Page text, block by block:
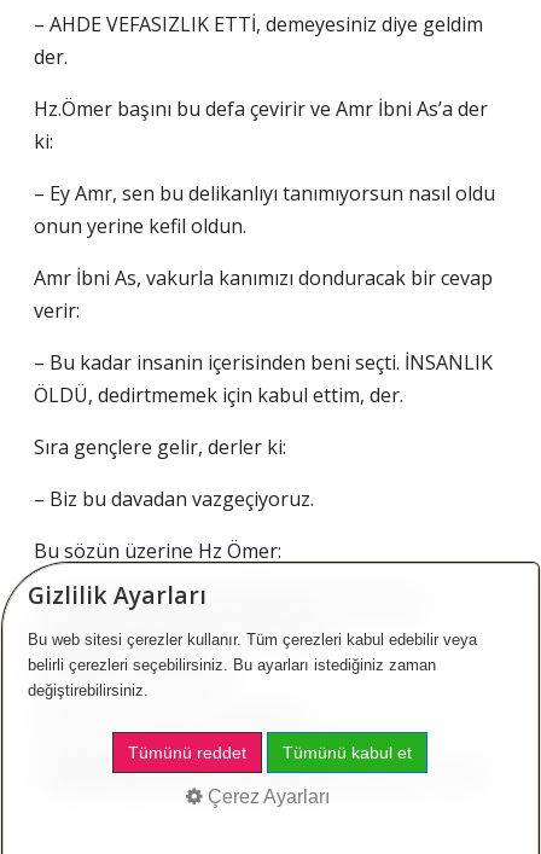
– AHDE VEFASIZLIK ETTİ, demeyesiniz diye geldim
der.
Hz.Ömer başını bu defa çevirir ve Amr İbni As’a der
ki:
– Ey Amr, sen bu delikanlıyı tanımıyorsun nasıl oldu
onun yerine kefil oldun.
Amr İbni As, vakurla kanımızı donduracak bir cevap
verir:
– Bu kadar insanin içerisinden beni seçti. İNSANLIK
ÖLDÜ, dedirtmemek için kabul ettim, der.
Sıra gençlere gelir, derler ki:
– Biz bu davadan vazgeçiyoruz.
Bu sözün üzerine Hz Ömer:
– Ne oldu, biraz evvel babamızın kanı yerde
kalmasın diyordunuz, ne oldu da
vazgeçiyorsunuz?,der.
MERHAMETLİ İNSAN KALMADI, demeyesiniz diye.
Gizlilik Ayarları
Bu web sitesi çerezler kullanır. Tüm çerezleri kabul edebilir veya
belirli çerezleri seçebilirsiniz. Bu ayarları istediğiniz zaman
değiştirebilirsiniz.
Tümünü reddet Tümünü kabul et
Çerez Ayarları